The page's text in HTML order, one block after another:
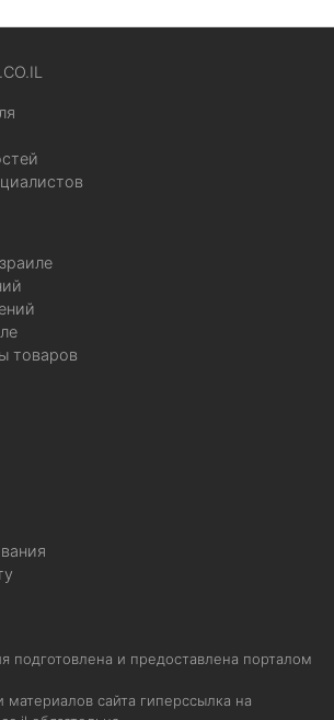
товаров
подготовлена и предоставлена порталом
материалов сайта гиперссылка на